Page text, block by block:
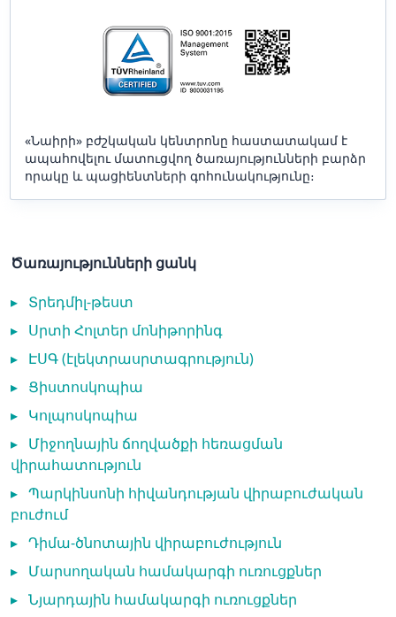
«Նաիրի» բժշկական կենտրոնը հաստատակամ է
ապահովելու մատուցվող ծառայությունների բարձր
որակը և պացիենտների գոհունակությունը։
Ծառայությունների ցանկ
▸ Տրեդմիլ-թեստ
▸ Սրտի Հոլտեր մոնիթորինգ
▸ ԷՍԳ (էլեկտրասրտագրություն)
▸ Ցիստոսկոպիա
▸ Կոլպոսկոպիա
▸ Միջողնային ճողվածքի հեռացման
վիրահատություն
▸ Պարկինսոնի հիվանդության վիրաբուժական
բուժում
▸ Դիմա-ծնոտային վիրաբուժություն
▸ Մարսողական համակարգի ուռուցքներ
▸ Նյարդային համակարգի ուռուցքներ